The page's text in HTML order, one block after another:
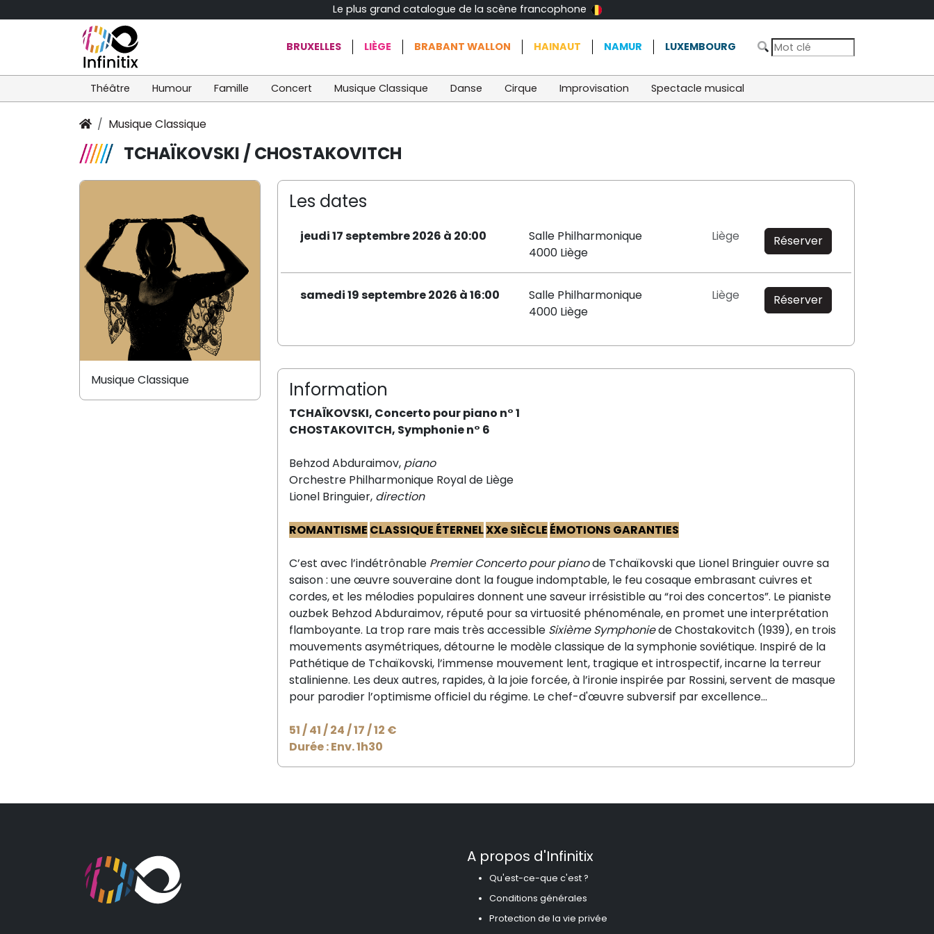
Le plus grand catalogue de la scène francophone
BRUXELLES LIÈGE BRABANT WALLON HAINAUT NAMUR LUXEMBOURG
Théâtre Humour Famille Concert Musique Classique Danse Cirque Improvisation Spectacle musical
Musique Classique
TCHAÏKOVSKI / CHOSTAKOVITCH
Les dates
jeudi 17 septembre 2026 à 20:00
Salle Philharmonique
4000 Liège
Liège Réserver
samedi 19 septembre 2026 à 16:00
Salle Philharmonique
4000 Liège
Liège Réserver
Information
TCHAÏKOVSKI, Concerto pour piano n° 1
CHOSTAKOVITCH, Symphonie n° 6
Behzod Abduraimov, piano
Orchestre Philharmonique Royal de Liège
Lionel Bringuier, direction
ROMANTISME CLASSIQUE ÉTERNELXXe SIÈCLE ÉMOTIONS GARANTIES
C’est avec l’indétrônable Premier Concerto pour pianode Tchaïkovski que Lionel Bringuier ouvre sa
saison : une œuvre souveraine dont la fougue indomptable, le feu cosaque embrasant cuivres et
cordes, et les mélodies populaires donnent une saveur irrésistible au “roi des concertos”. Le pianiste
ouzbek Behzod Abduraimov, réputé pour sa virtuosité phénoménale, en promet une interprétation
flamboyante. La trop rare mais très accessible Sixième Symphoniede Chostakovitch (1939), en trois
mouvements asymétriques, détourne le modèle classique de la symphonie soviétique. Inspiré de la
Pathétique de Tchaïkovski, l’immense mouvement lent, tragique et introspectif, incarne la terreur
stalinienne. Les deux autres, rapides, à la joie forcée, à l’ironie inspirée par Rossini, servent de masque
pour parodier l’optimisme officiel du régime. Le chef-d'œuvre subversif par excellence...
51 / 41 / 24 / 17 / 12 €
Durée : Env. 1h30
Musique Classique
A propos d'Infinitix
Qu'est-ce-que c'est ?
Conditions générales
Protection de la vie privée